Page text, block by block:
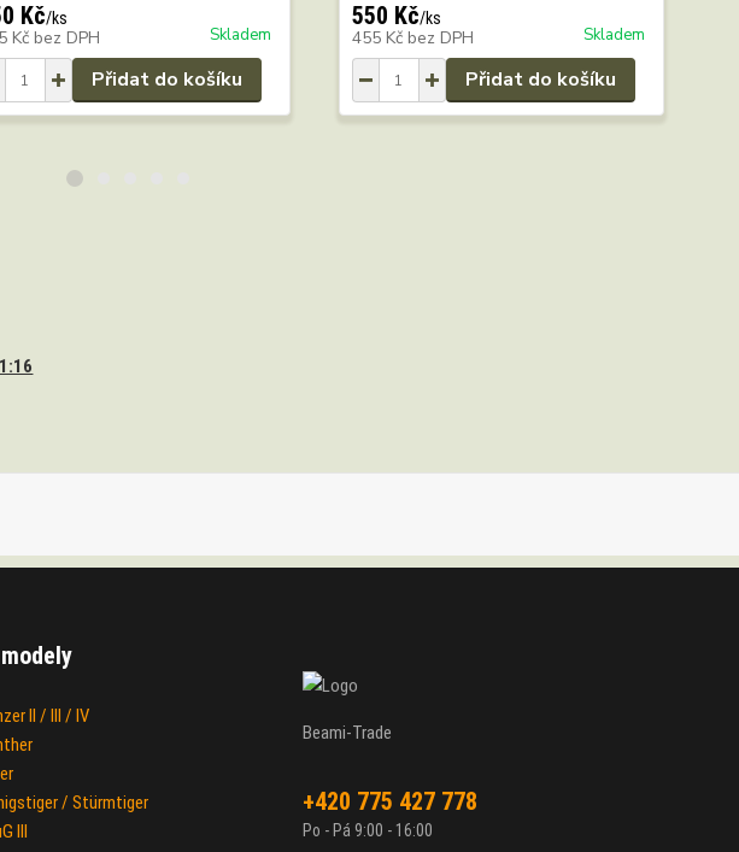
Kč/ks
Kč bez DPH Skladem
Přidat do košíku
550 Kč/ks
455 Kč bez DPH Skladem
Přidat do košíku
II / III / IV
/ Stürmtiger
III
Beami-Trade
+420 775 427 778
Po - Pá 9:00 - 16:00